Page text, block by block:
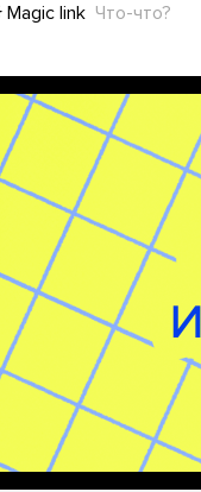
Magic link Что-что?